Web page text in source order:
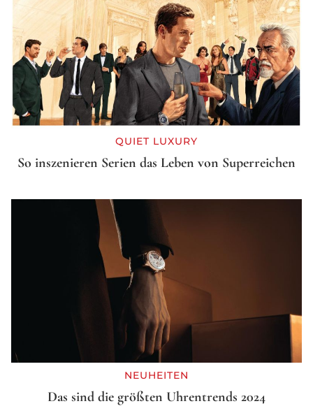
QUIET LUXURY
So inszenieren Serien das Leben von Superreichen
NEUHEITEN
Das sind die größten Uhrentrends 2024